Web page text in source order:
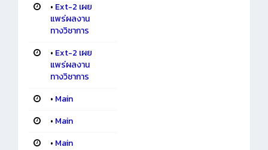
• Ext-2 เผย
แพร่ผลงาน
ทางวิชาการ
• Ext-2 เผย
แพร่ผลงาน
ทางวิชาการ
• Main
• Main
• Main